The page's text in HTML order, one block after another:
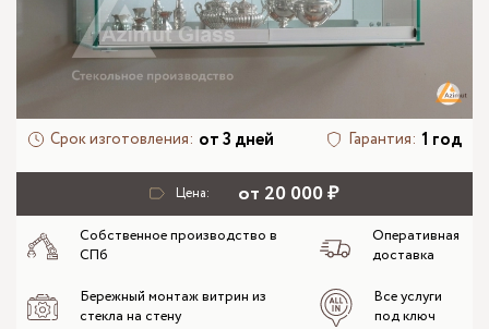
Срок изготовления: от 3 дней Гарантия: 1 год
Цена: от 20 000 ₽
Собственное производство в
СПб
Оперативная
доставка
Бережный монтаж витрин из
стекла на стену
Все услуги
под ключ